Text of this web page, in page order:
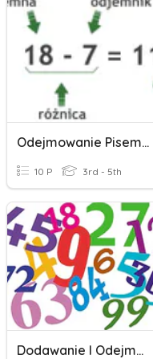
Odejmowanie Pisemne
10 P 3rd - 5th
Dodawanie I Odejmowanie Do 100